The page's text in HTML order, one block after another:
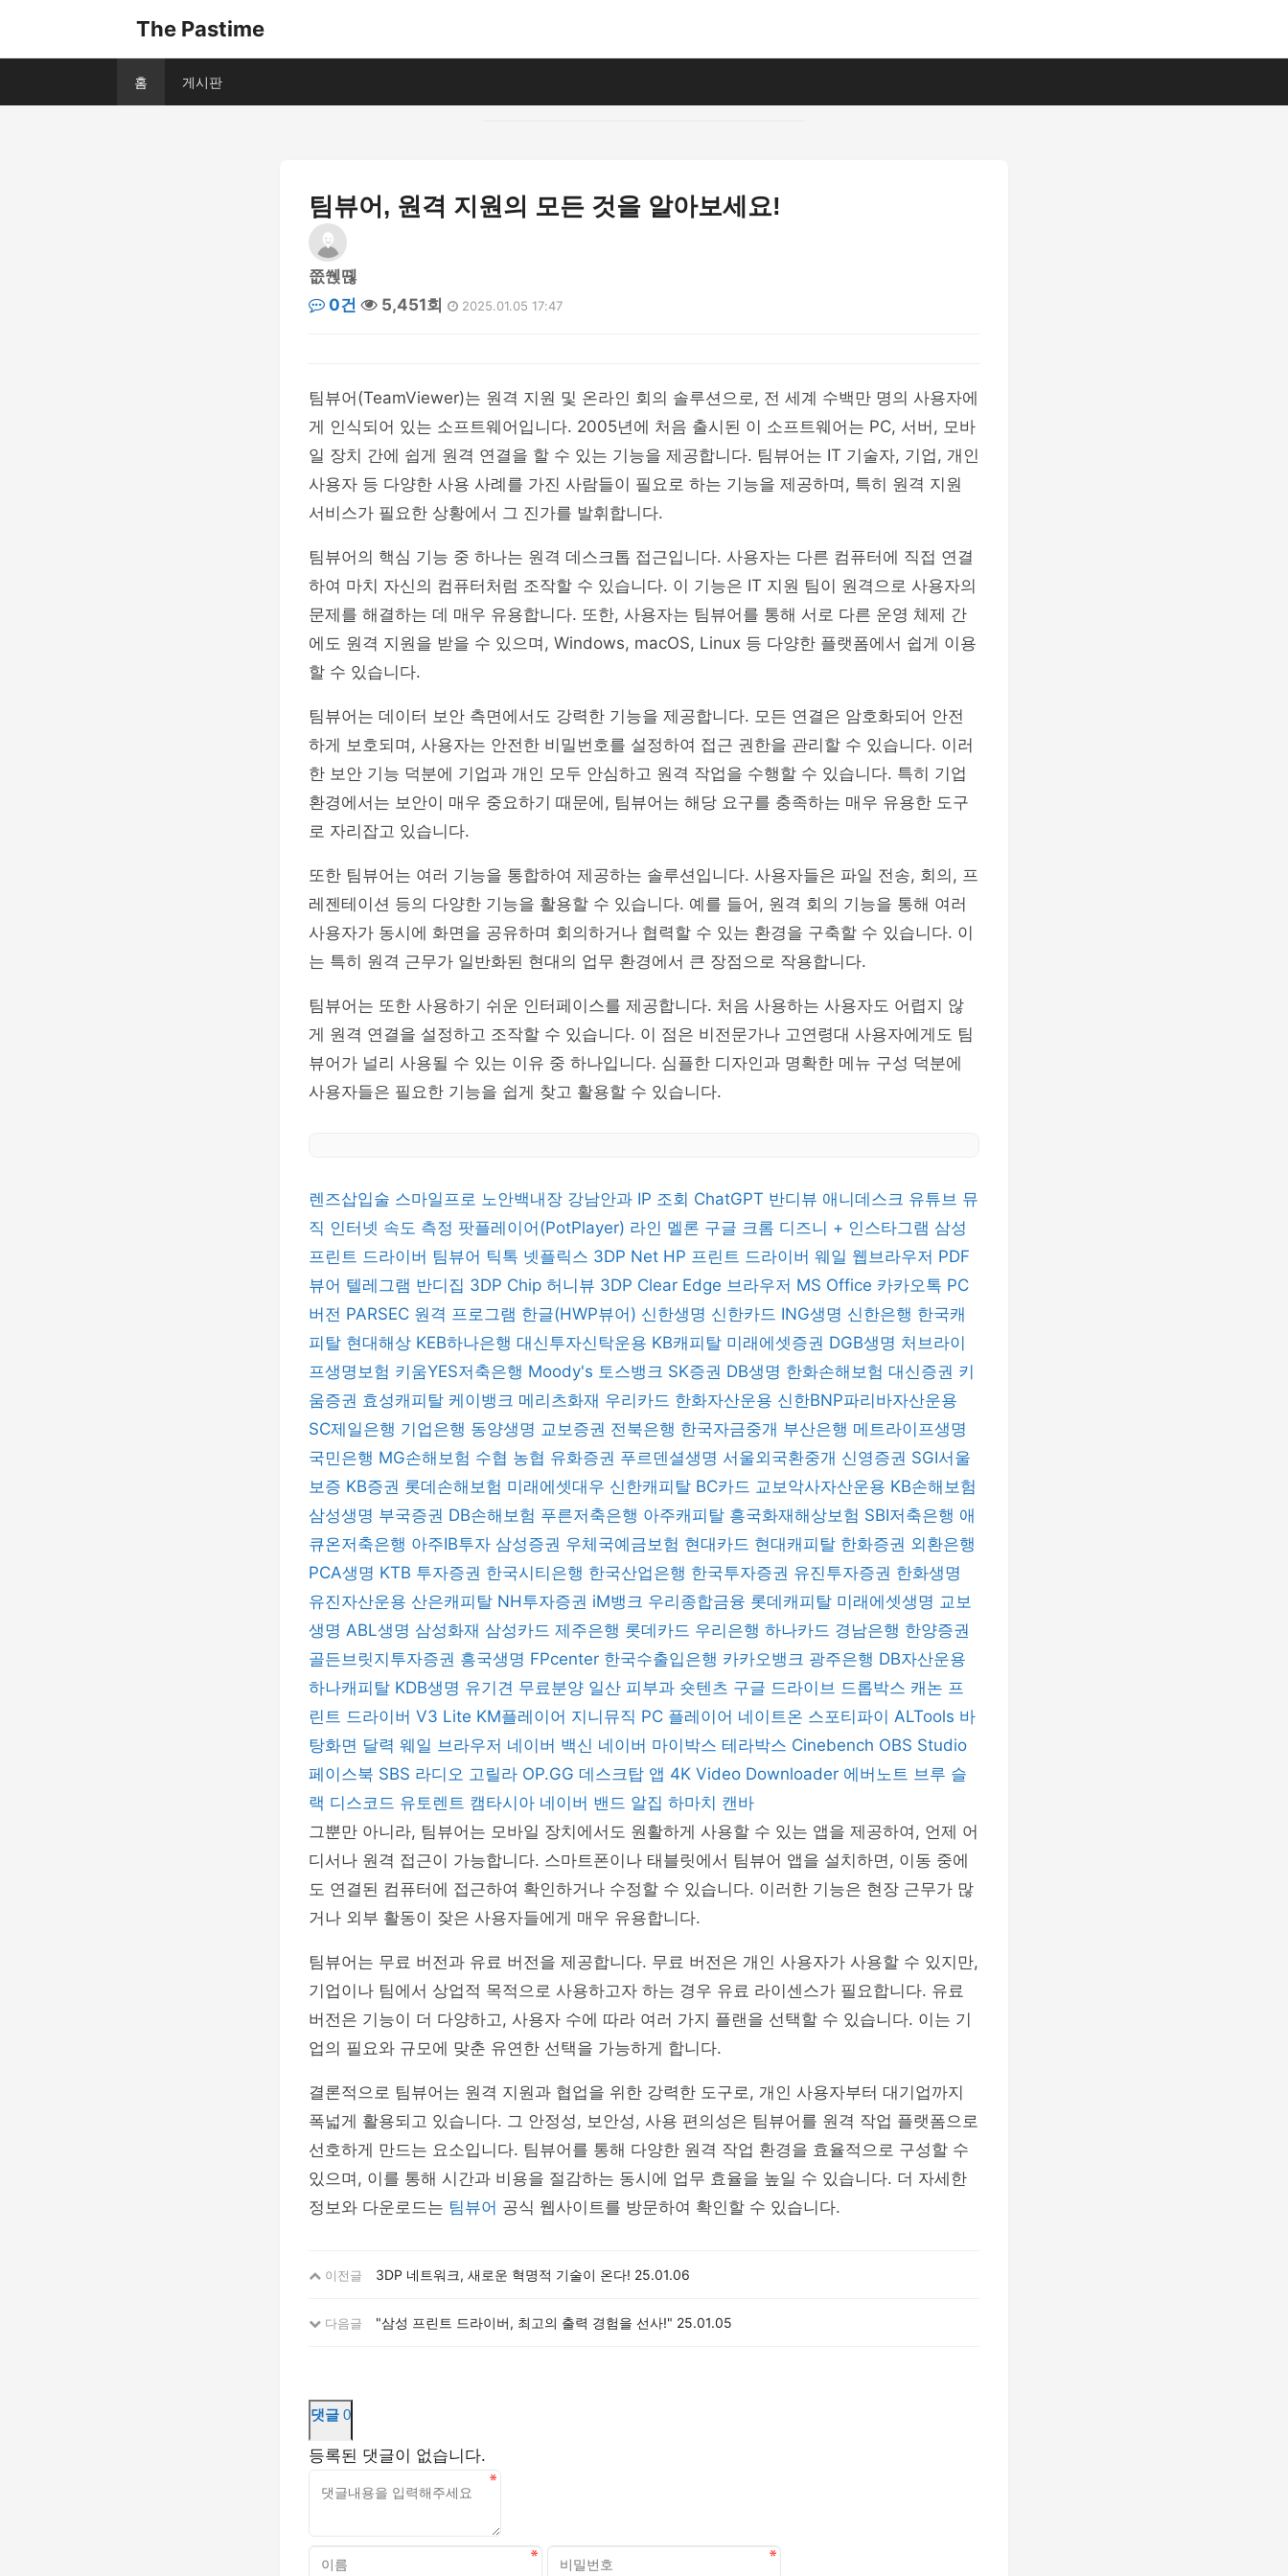
The Pastime
홈 게시판
팀뷰어, 원격 지원의 모든 것을 알아보세요!
쯦쒡뗺
0건
5,451회 2025.01.05 17:47
팀뷰어(TeamViewer)는 원격 지원 및 온라인 회의 솔루션으로, 전 세계 수백만 명의 사용자에
게 인식되어 있는 소프트웨어입니다. 2005년에 처음 출시된 이 소프트웨어는 PC, 서버, 모바
일 장치 간에 쉽게 원격 연결을 할 수 있는 기능을 제공합니다. 팀뷰어는 IT 기술자, 기업, 개인
사용자 등 다양한 사용 사례를 가진 사람들이 필요로 하는 기능을 제공하며, 특히 원격 지원
서비스가 필요한 상황에서 그 진가를 발휘합니다.
팀뷰어의 핵심 기능 중 하나는 원격 데스크톱 접근입니다. 사용자는 다른 컴퓨터에 직접 연결
하여 마치 자신의 컴퓨터처럼 조작할 수 있습니다. 이 기능은 IT 지원 팀이 원격으로 사용자의
문제를 해결하는 데 매우 유용합니다. 또한, 사용자는 팀뷰어를 통해 서로 다른 운영 체제 간
에도 원격 지원을 받을 수 있으며, Windows, macOS, Linux 등 다양한 플랫폼에서 쉽게 이용
할 수 있습니다.
팀뷰어는 데이터 보안 측면에서도 강력한 기능을 제공합니다. 모든 연결은 암호화되어 안전
하게 보호되며, 사용자는 안전한 비밀번호를 설정하여 접근 권한을 관리할 수 있습니다. 이러
한 보안 기능 덕분에 기업과 개인 모두 안심하고 원격 작업을 수행할 수 있습니다. 특히 기업
환경에서는 보안이 매우 중요하기 때문에, 팀뷰어는 해당 요구를 충족하는 매우 유용한 도구
로 자리잡고 있습니다.
또한 팀뷰어는 여러 기능을 통합하여 제공하는 솔루션입니다. 사용자들은 파일 전송, 회의, 프
레젠테이션 등의 다양한 기능을 활용할 수 있습니다. 예를 들어, 원격 회의 기능을 통해 여러
사용자가 동시에 화면을 공유하며 회의하거나 협력할 수 있는 환경을 구축할 수 있습니다. 이
는 특히 원격 근무가 일반화된 현대의 업무 환경에서 큰 장점으로 작용합니다.
팀뷰어는 또한 사용하기 쉬운 인터페이스를 제공합니다. 처음 사용하는 사용자도 어렵지 않
게 원격 연결을 설정하고 조작할 수 있습니다. 이 점은 비전문가나 고연령대 사용자에게도 팀
뷰어가 널리 사용될 수 있는 이유 중 하나입니다. 심플한 디자인과 명확한 메뉴 구성 덕분에
사용자들은 필요한 기능을 쉽게 찾고 활용할 수 있습니다.
렌즈삽입술 스마일프로 노안백내장 강남안과 IP 조회 ChatGPT 반디뷰 애니데스크 유튜브 뮤
직 인터넷 속도 측정 팟플레이어(PotPlayer) 라인 멜론 구글 크롬 디즈니 + 인스타그램 삼성
프린트 드라이버 팀뷰어 틱톡 넷플릭스 3DP Net HP 프린트 드라이버 웨일 웹브라우저 PDF
뷰어 텔레그램 반디집 3DP Chip 허니뷰 3DP Clear Edge 브라우저 MS Office 카카오톡 PC
버전 PARSEC 원격 프로그램 한글(HWP뷰어) 신한생명 신한카드 ING생명 신한은행 한국캐
피탈 현대해상 KEB하나은행 대신투자신탁운용 KB캐피탈 미래에셋증권 DGB생명 처브라이
프생명보험 키움YES저축은행 Moody's 토스뱅크 SK증권 DB생명 한화손해보험 대신증권 키
움증권 효성캐피탈 케이뱅크 메리츠화재 우리카드 한화자산운용 신한BNP파리바자산운용
SC제일은행 기업은행 동양생명 교보증권 전북은행 한국자금중개 부산은행 메트라이프생명
국민은행 MG손해보험 수협 농협 유화증권 푸르덴셜생명 서울외국환중개 신영증권 SGI서울
보증 KB증권 롯데손해보험 미래에셋대우 신한캐피탈 BC카드 교보악사자산운용 KB손해보험
삼성생명 부국증권 DB손해보험 푸른저축은행 아주캐피탈 흥국화재해상보험 SBI저축은행 애
큐온저축은행 아주IB투자 삼성증권 우체국예금보험 현대카드 현대캐피탈 한화증권 외환은행
PCA생명 KTB 투자증권 한국시티은행 한국산업은행 한국투자증권 유진투자증권 한화생명
유진자산운용 산은캐피탈 NH투자증권 iM뱅크 우리종합금융 롯데캐피탈 미래에셋생명 교보
생명 ABL생명 삼성화재 삼성카드 제주은행 롯데카드 우리은행 하나카드 경남은행 한양증권
골든브릿지투자증권 흥국생명 FPcenter 한국수출입은행 카카오뱅크 광주은행 DB자산운용
하나캐피탈 KDB생명 유기견 무료분양 일산 피부과 숏텐츠 구글 드라이브 드롭박스 캐논 프
린트 드라이버 V3 Lite KM플레이어 지니뮤직 PC 플레이어 네이트온 스포티파이 ALTools 바
탕화면 달력 웨일 브라우저 네이버 백신 네이버 마이박스 테라박스 Cinebench OBS Studio
페이스북 SBS 라디오 고릴라 OP.GG 데스크탑 앱 4K Video Downloader 에버노트 브루 슬
랙 디스코드 유토렌트 캠타시아 네이버 밴드 알집 하마치 캔바
그뿐만 아니라, 팀뷰어는 모바일 장치에서도 원활하게 사용할 수 있는 앱을 제공하여, 언제 어
디서나 원격 접근이 가능합니다. 스마트폰이나 태블릿에서 팀뷰어 앱을 설치하면, 이동 중에
도 연결된 컴퓨터에 접근하여 확인하거나 수정할 수 있습니다. 이러한 기능은 현장 근무가 많
거나 외부 활동이 잦은 사용자들에게 매우 유용합니다.
팀뷰어는 무료 버전과 유료 버전을 제공합니다. 무료 버전은 개인 사용자가 사용할 수 있지만,
기업이나 팀에서 상업적 목적으로 사용하고자 하는 경우 유료 라이센스가 필요합니다. 유료
버전은 기능이 더 다양하고, 사용자 수에 따라 여러 가지 플랜을 선택할 수 있습니다. 이는 기
업의 필요와 규모에 맞춘 유연한 선택을 가능하게 합니다.
결론적으로 팀뷰어는 원격 지원과 협업을 위한 강력한 도구로, 개인 사용자부터 대기업까지
폭넓게 활용되고 있습니다. 그 안정성, 보안성, 사용 편의성은 팀뷰어를 원격 작업 플랫폼으로
선호하게 만드는 요소입니다. 팀뷰어를 통해 다양한 원격 작업 환경을 효율적으로 구성할 수
있으며, 이를 통해 시간과 비용을 절감하는 동시에 업무 효율을 높일 수 있습니다. 더 자세한
정보와 다운로드는 팀뷰어 공식 웹사이트를 방문하여 확인할 수 있습니다.
이전글 3DP 네트워크, 새로운 혁명적 기술이 온다! 25.01.06
다음글 "삼성 프린트 드라이버, 최고의 출력 경험을 선사!" 25.01.05
댓글 0
등록된 댓글이 없습니다.